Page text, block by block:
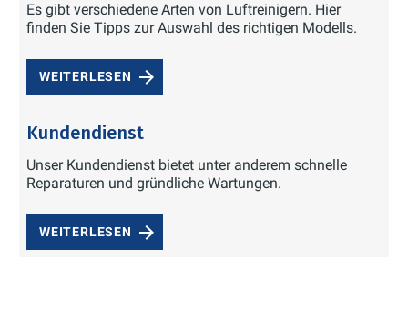
Es gibt verschiedene Arten von Luftreinigern. Hier
finden Sie Tipps zur Auswahl des richtigen Modells.
WEITERLESEN
Kundendienst
Unser Kundendienst bietet unter anderem schnelle
Reparaturen und gründliche Wartungen.
WEITERLESEN